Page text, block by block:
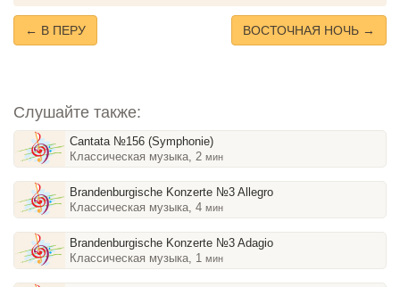
← В ПЕРУ ВОСТОЧНАЯ НОЧЬ →
Слушайте также:
Cantata №156 (Symphonie)
Классическая музыка, 2мин
Brandenburgische Konzerte №3 Allegro
Классическая музыка, 4мин
Brandenburgische Konzerte №3 Adagio
Классическая музыка, 1мин